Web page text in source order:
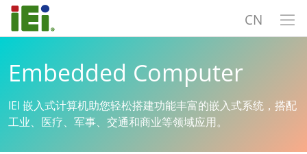
CN
Embedded Computer
IEI 嵌入式计算机助您轻松搭建功能丰富的嵌入式系统，搭配
工业、医疗、军事、交通和商业等领域应用。